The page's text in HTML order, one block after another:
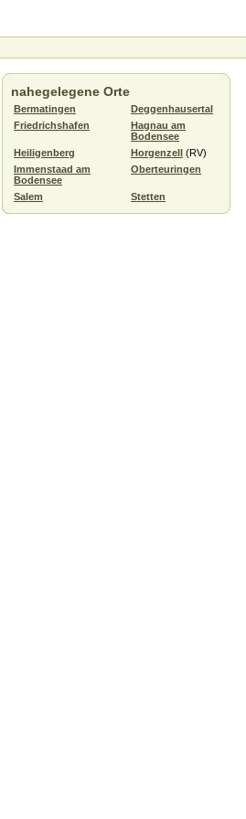
nahegelegene Orte
Bermatingen
Deggenhausertal
Friedrichshafen
Hagnau am
Bodensee
Heiligenberg
Horgenzell (RV)
Immenstaad am
Bodensee
Oberteuringen
Salem Stetten